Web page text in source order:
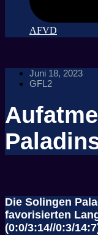
AFVD
Juni 18, 2023
GFL2
Die Solingen
favorisierten
(0:0/3:14//0:3/